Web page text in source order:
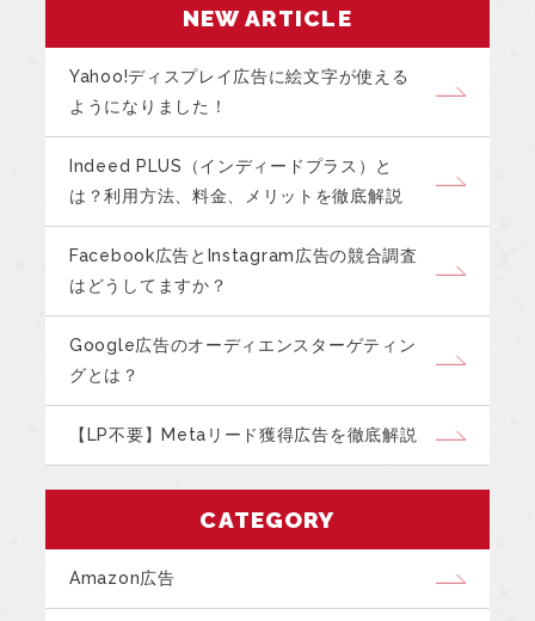
NEW ARTICLE
Yahoo!ディスプレイ広告に絵文字が使える
ようになりました！
Indeed PLUS（インディードプラス）と
は？利用方法、料金、メリットを徹底解説
Facebook広告とInstagram広告の競合調査
はどうしてますか？
Google広告のオーディエンスターゲティン
グとは？
【LP不要】Metaリード獲得広告を徹底解説
CATEGORY
Amazon広告